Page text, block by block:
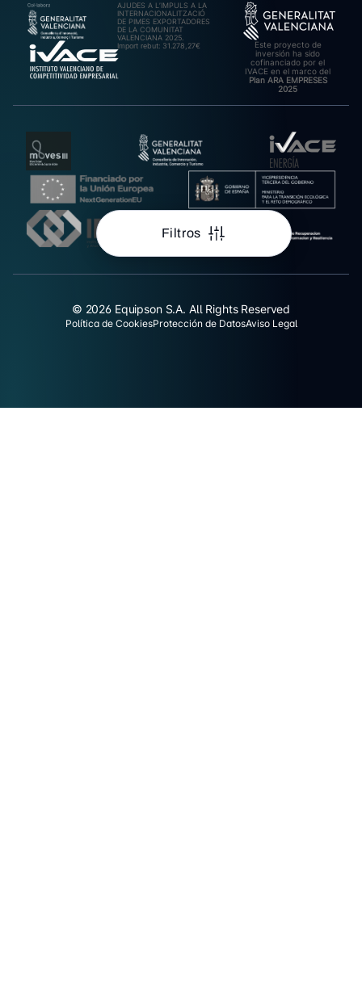
Filtros
AJUDES A L’IMPULS A LA
INTERNACIONALITZACIÓ
DE PIMES EXPORTADORES
DE LA COMUNITAT
VALENCIANA 2025.
Import rebut: 31.278,27€
Este proyecto de
inversión ha sido
cofinanciado por el
IVACE en el marco del
Plan ARA EMPRESES
2025
© 2026 Equipson S.A. All Rights Reserved
Política de CookiesProtección de DatosAviso Legal